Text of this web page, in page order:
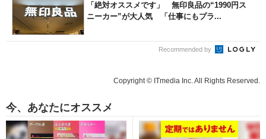
「絶対オススメです」 無印良品の“1990円ス
ニーカー”が大人気 「仕事にもプラ...
Recommended by
Copyright © ITmedia Inc. All Rights Reserved.
今、あなたにオススメ